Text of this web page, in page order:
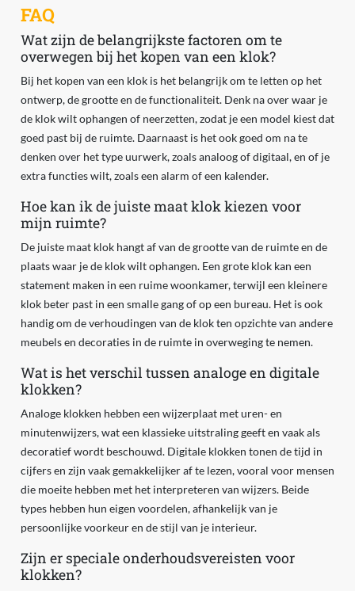
FAQ
Wat zijn de belangrijkste factoren om te
overwegen bij het kopen van een klok?
Bij het kopen van een klok is het belangrijk om te letten op het
ontwerp, de grootte en de functionaliteit. Denk na over waar je
de klok wilt ophangen of neerzetten, zodat je een model kiest dat
goed past bij de ruimte. Daarnaast is het ook goed om na te
denken over het type uurwerk, zoals analoog of digitaal, en of je
extra functies wilt, zoals een alarm of een kalender.
Hoe kan ik de juiste maat klok kiezen voor
mijn ruimte?
De juiste maat klok hangt af van de grootte van de ruimte en de
plaats waar je de klok wilt ophangen. Een grote klok kan een
statement maken in een ruime woonkamer, terwijl een kleinere
klok beter past in een smalle gang of op een bureau. Het is ook
handig om de verhoudingen van de klok ten opzichte van andere
meubels en decoraties in de ruimte in overweging te nemen.
Wat is het verschil tussen analoge en digitale
klokken?
Analoge klokken hebben een wijzerplaat met uren- en
minutenwijzers, wat een klassieke uitstraling geeft en vaak als
decoratief wordt beschouwd. Digitale klokken tonen de tijd in
cijfers en zijn vaak gemakkelijker af te lezen, vooral voor mensen
die moeite hebben met het interpreteren van wijzers. Beide
types hebben hun eigen voordelen, afhankelijk van je
persoonlijke voorkeur en de stijl van je interieur.
Zijn er speciale onderhoudsvereisten voor
klokken?